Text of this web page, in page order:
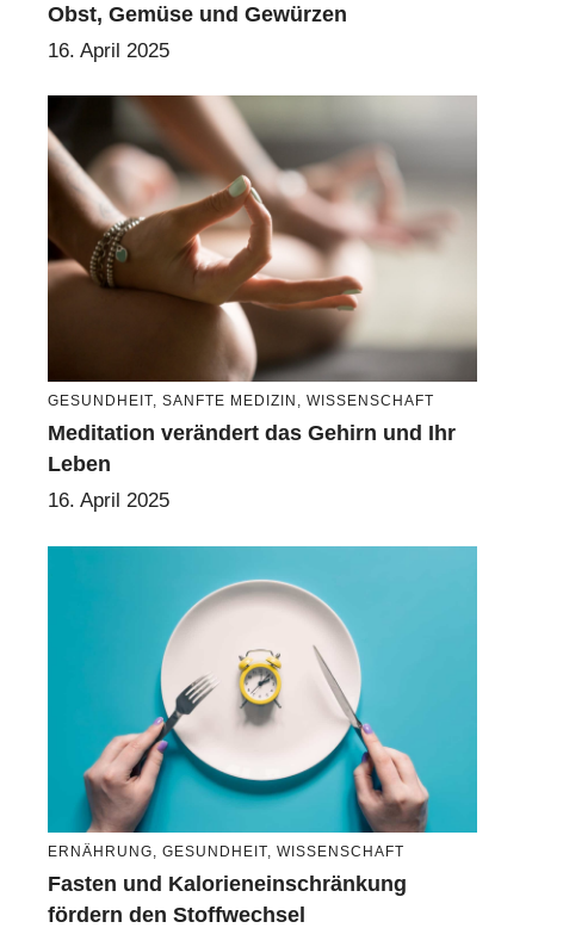
Obst, Gemüse und Gewürzen
16. April 2025
GESUNDHEIT, SANFTE MEDIZIN , WISSENSCHAFT
Meditation verändert das Gehirn und Ihr
Leben
16. April 2025
ERNÄHRUNG GESUNDHEIT WISSENSCHAFT
Fasten und Kalorieneinschränkung
fördern den Stoffwechsel